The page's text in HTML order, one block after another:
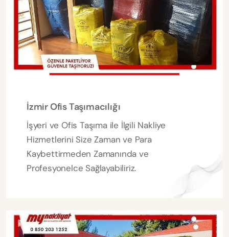
İzmir Ofis Taşımacılığı
İşyeri ve Ofis Taşıma ile İlgili Nakliye
Hizmetlerini Size Zaman ve Para
Kaybettirmeden Zamanında ve
Profesyonelce Sağlayabiliriz.